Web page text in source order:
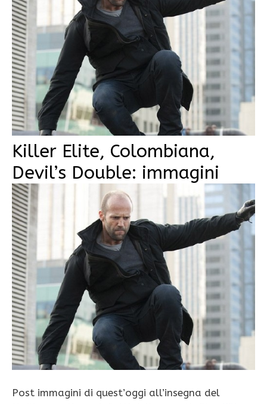
Killer Elite, Colombiana,
Devil’s Double: immagini
Post immagini di quest’oggi all’insegna del